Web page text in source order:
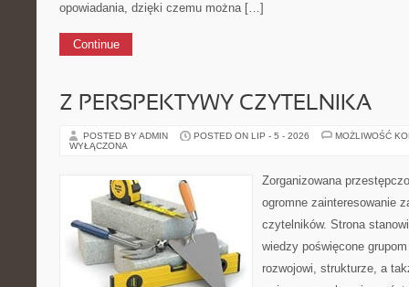
opowiadania, dzięki czemu można […]
Continue
Z PERSPEKTYWY CZYTELNIKA
POSTED BY ADMIN POSTED ON LIP - 5 - 2026
MOŻLIWOŚĆ
WYŁĄCZONA
Zorganizowana
ogromne zainteresowanie
czytelników. Strona
wiedzy poświęcone
rozwojowi, strukturze, a